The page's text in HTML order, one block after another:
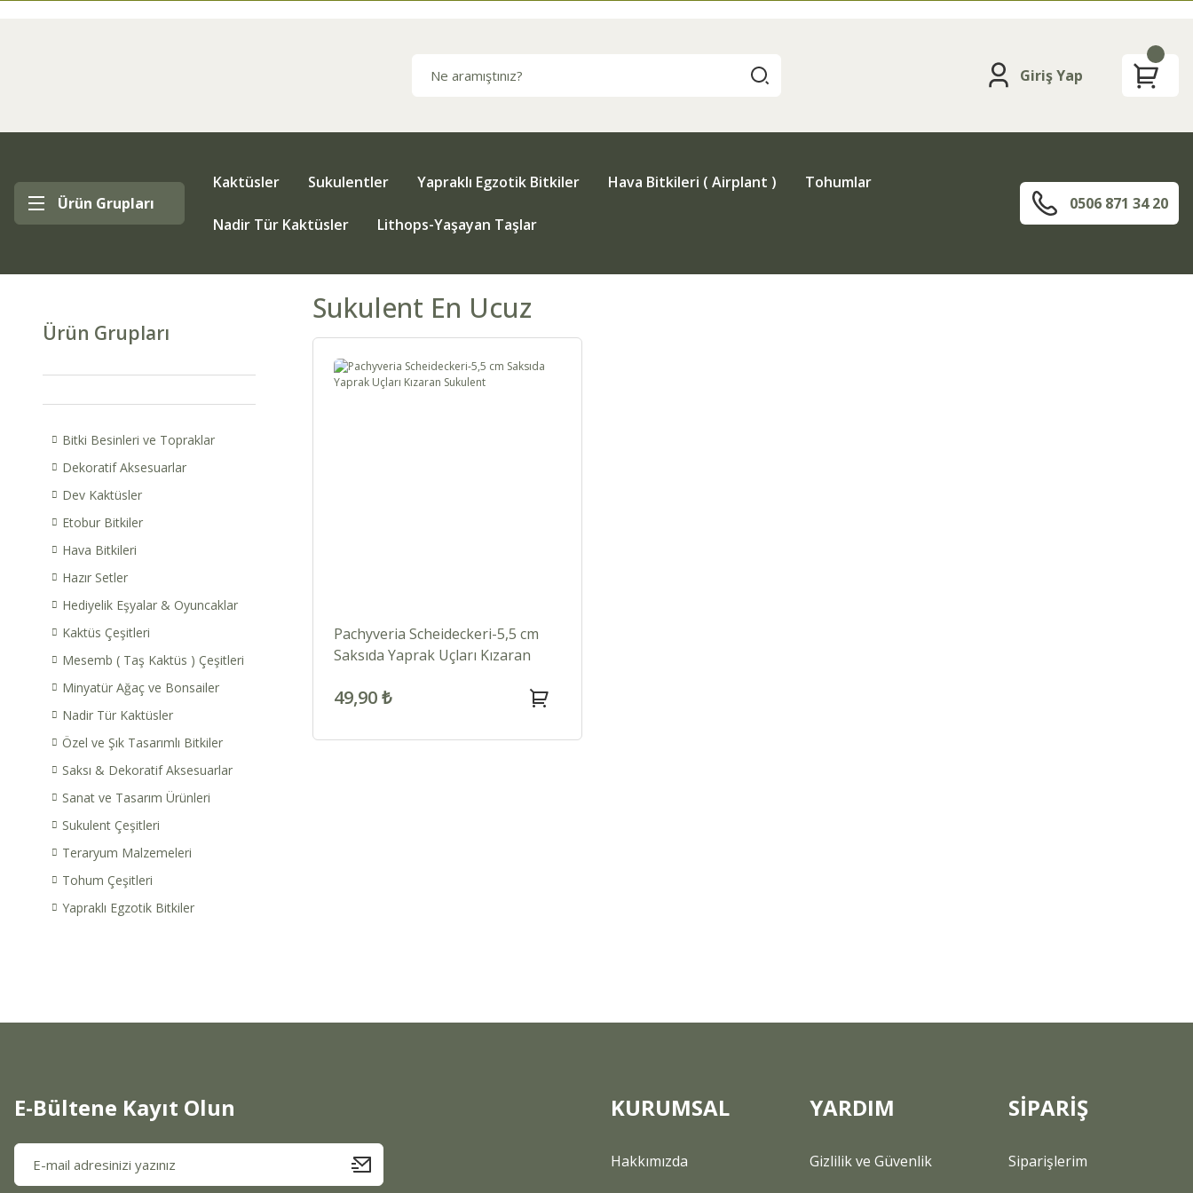
Giriş Yap
Ürün Grupları
Kaktüsler Sukulentler Yapraklı Egzotik Bitkiler Hava Bitkileri ( Airplant ) Tohumlar
Nadir Tür Kaktüsler Lithops-Yaşayan Taşlar
0506 871 34 20
Ürün Grupları
Bitki Besinleri ve Topraklar
Dekoratif Aksesuarlar
Dev Kaktüsler
Etobur Bitkiler
Hava Bitkileri
Hazır Setler
Hediyelik Eşyalar & Oyuncaklar
Kaktüs Çeşitleri
Mesemb ( Taş Kaktüs ) Çeşitleri
Minyatür Ağaç ve Bonsailer
Nadir Tür Kaktüsler
Özel ve Şık Tasarımlı Bitkiler
Saksı & Dekoratif Aksesuarlar
Sanat ve Tasarım Ürünleri
Sukulent Çeşitleri
Teraryum Malzemeleri
Tohum Çeşitleri
Yapraklı Egzotik Bitkiler
Sukulent En Ucuz
Pachyveria Scheideckeri-5,5 cm
Saksıda Yaprak Uçları Kızaran
49,90 ₺
E-Bültene Kayıt Olun KURUMSAL
Hakkımızda
YARDIM
Gizlilik ve Güvenlik
SİPARİŞ
Siparişlerim